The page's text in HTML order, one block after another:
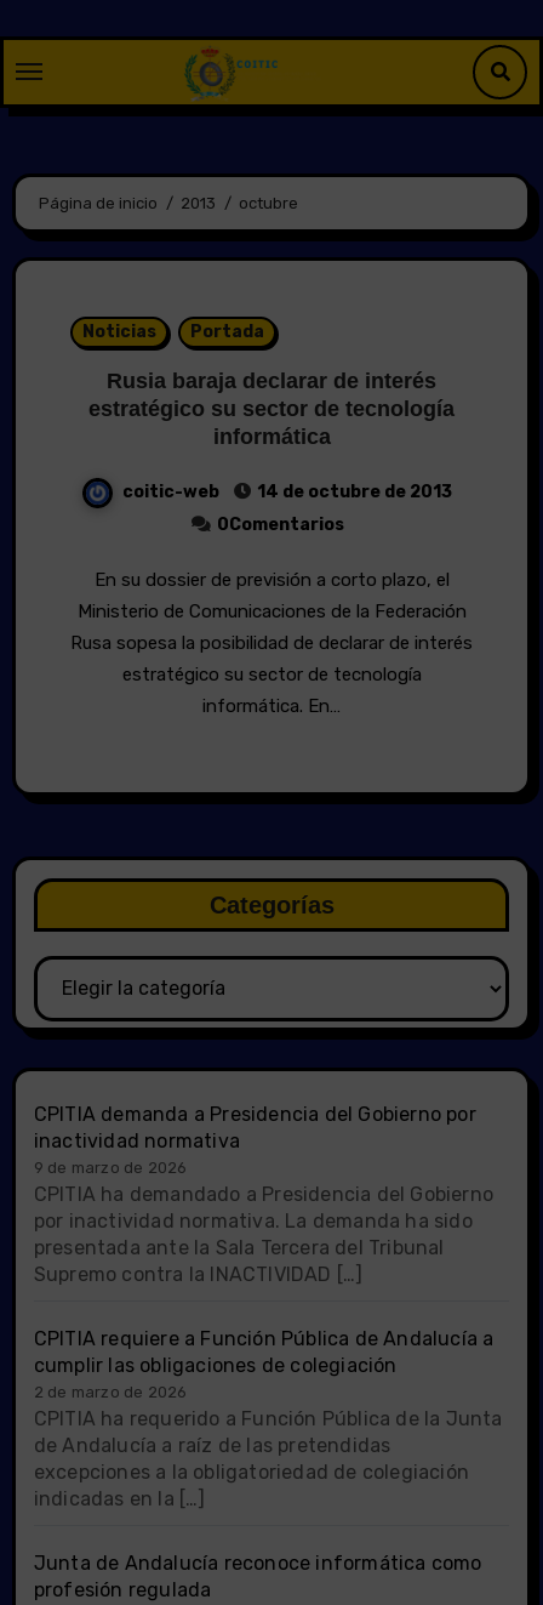
contenido
Página de inicio 2013 octubre
Noticias Portada
Rusia baraja declarar de interés
estratégico su sector de tecnología
informática
coitic-web
14 de octubre de 2013
0Comentarios
En su dossier de previsión a corto plazo, el
Ministerio de Comunicaciones de la Federación
Rusa sopesa la posibilidad de declarar de interés
estratégico su sector de tecnología
informática. En…
Categorías
Categorías
CPITIA demanda a Presidencia del Gobierno por
inactividad normativa
9 de marzo de 2026
CPITIA ha demandado a Presidencia del Gobierno
por inactividad normativa. La demanda ha sido
presentada ante la Sala Tercera del Tribunal
Supremo contra la INACTIVIDAD […]
CPITIA requiere a Función Pública de Andalucía a
cumplir las obligaciones de colegiación
2 de marzo de 2026
CPITIA ha requerido a Función Pública de la Junta
de Andalucía a raíz de las pretendidas
excepciones a la obligatoriedad de colegiación
indicadas en la […]
Junta de Andalucía reconoce informática como
profesión regulada